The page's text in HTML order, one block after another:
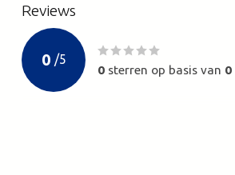
Reviews
0 /5
0 sterren op basis van 0